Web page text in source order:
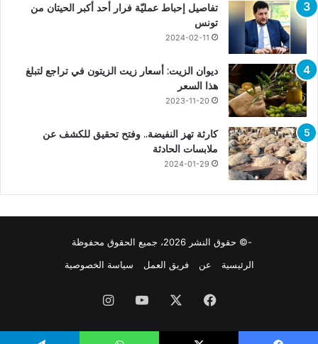
تفاصيل إحباط عمليّة فرار أحد أكبر الحيتان من
تونس
2024-02-11
ديوان الزيت: أسعار زيت الزيتون في تراجع لتبلغ
هذا السعر
2023-11-20
كارثة تهز النفيضة.. وفتح تحقيق للكشف عن
ملابسات الحادثة
2024-01-29
-© حقوق النشر 2026، جميع الحقوق محفوظة
الرئيسية
عن فريق العمل سياسة الخصوصية
فيسبوك يوتيوبانستقرام